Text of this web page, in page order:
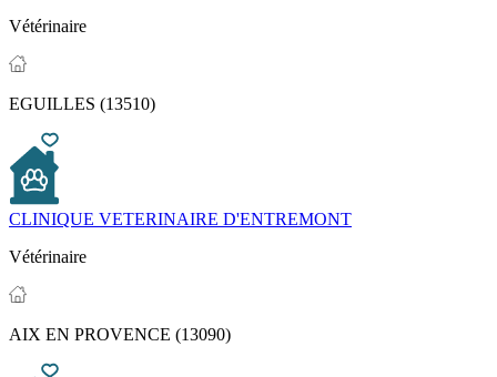
Vétérinaire
EGUILLES (13510)
CLINIQUE VETERINAIRE D'ENTREMONT
Vétérinaire
AIX EN PROVENCE (13090)